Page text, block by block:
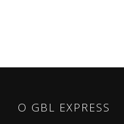
O GBL EXPRESS